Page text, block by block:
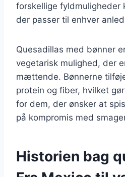
forskellige fyldmuligheder
der passer til enhver
Quesadillas med bønner
vegetarisk mulighed, der
mættende. Bønnerne
protein og fiber, hvilket
for dem, der ønsker at
på kompromis med
Historien bag